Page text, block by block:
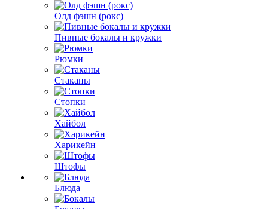
Олд фэшн (рокс)
Пивные бокалы и кружки
Рюмки
Стаканы
Стопки
Хайбол
Харикейн
Штофы
Блюда